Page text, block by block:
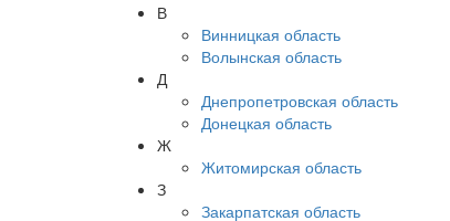
В
Винницкая область
Волынская область
Д
Днепропетровская область
Донецкая область
Ж
Житомирская область
З
Закарпатская область